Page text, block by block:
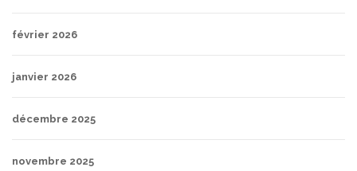
février 2026
janvier 2026
décembre 2025
novembre 2025